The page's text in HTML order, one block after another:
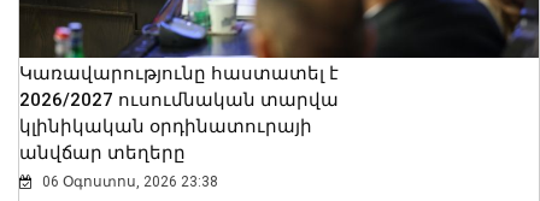
Կառավարությունը հաստատել է
2026/2027 ուսումնական տարվա
կլինիկական օրդինատուրայի
անվճար տեղերը
06 Օգոստոս, 2026 23:38